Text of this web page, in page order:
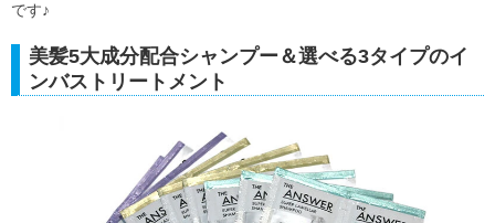
です♪
美髪5大成分配合シャンプー＆選べる3タイプのイ
ンバストリートメント